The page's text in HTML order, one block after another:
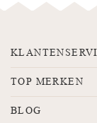
TOP MERKEN
BLOG